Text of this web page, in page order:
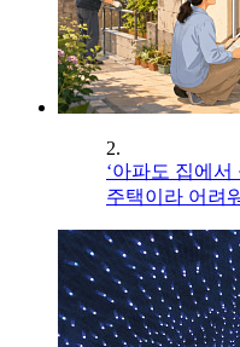
2.
‘아파도 집에
주택이라 어려